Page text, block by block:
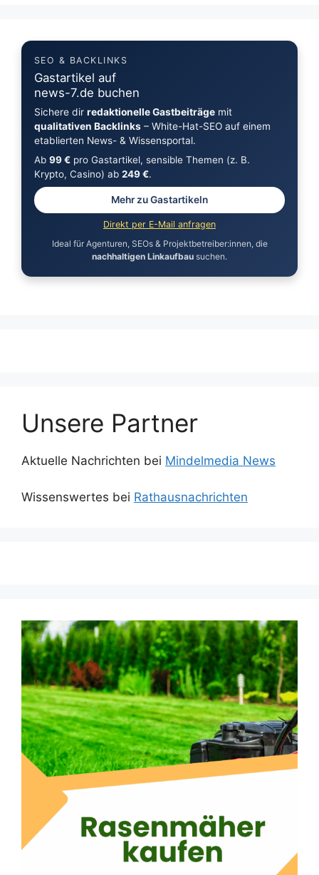
SEO & BACKLINKS
Gastartikel auf
news-7.de buchen
Sichere dir redaktionelle Gastbeiträgemit
qualitativen Backlinks– White-Hat-SEO auf einem
etablierten News- & Wissensportal.
Ab 99 €pro Gastartikel, sensible Themen (z. B.
Krypto, Casino) ab 249 €.
Mehr zu Gastartikeln
Direkt per E-Mail anfragen
Ideal für Agenturen, SEOs & Projektbetreiber:innen, die
nachhaltigen Linkaufbau suchen.
Unsere Partner
Aktuelle Nachrichten bei Mindelmedia News
Wissenswertes bei Rathausnachrichten